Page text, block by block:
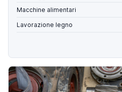
Macchine alimentari
Lavorazione legno